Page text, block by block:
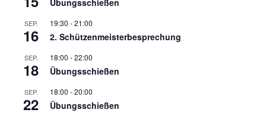
Übungsschießen
SEP.
16
19:30 -21:00
2. Schützenmeisterbesprechung
SEP.
18
18:00 -22:00
Übungsschießen
SEP.
22
18:00 -20:00
Übungsschießen